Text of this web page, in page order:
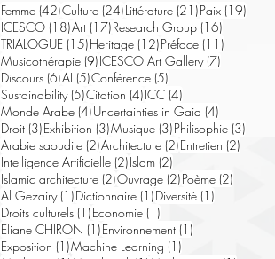
Femme (42)42 posts
Culture (24)24 posts
Littérature (21)21 posts
Paix (19)19
ICESCO (18)18 posts
Art (17)17 posts
Research Group (16)16 posts
TRIALOGUE (15)15 posts
Heritage (12)12 posts
Préface (11)11 posts
Musicothérapie (9)9 posts
ICESCO Art Gallery (7)7 posts
Discours (6)6 posts
AI (5)5 posts
Conférence (5)5 posts
Sustainability (5)5 posts
Citation (4)4 posts
ICC (4)4 posts
Monde Arabe (4)4 posts
Uncertainties in Gaia (4)4 posts
Droit (3)3 posts
Exhibition (3)3 posts
Musique (3)3 posts
Philisophie (3)3
Arabie saoudite (2)2 posts
Architecture (2)2 posts
Entretien (2)2 posts
Intelligence Artificielle (2)2 posts
Islam (2)2 posts
Islamic architecture (2)2 posts
Ouvrage (2)2 posts
Poème (2)2 posts
Al Gezairy (1)1 post
Dictionnaire (1)1 post
Diversité (1)1 post
Droits culturels (1)1 post
Economie (1)1 post
Eliane CHIRON (1)1 post
Environnement (1)1 post
Exposition (1)1 post
Machine Learning (1)1 post